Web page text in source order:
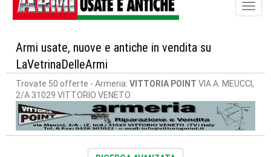
Armi usate, nuove e antiche in vendita su
LaVetrinaDelleArmi
Trovate 50 offerte - Armeria: VITTORIA POINT VIA A. MEUCCI,
2/A 31029 VITTORIO VENETO